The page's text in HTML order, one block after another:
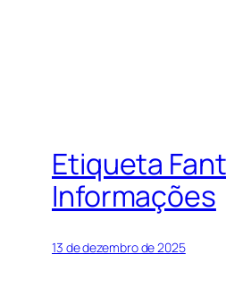
Etiqueta
Informações
13 de dezembro de 2025